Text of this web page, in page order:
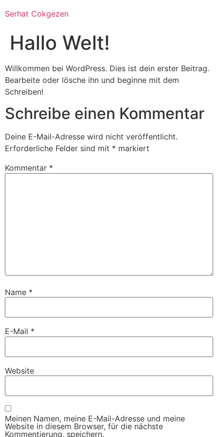
Inhalt
Serhat Cokgezen
Hallo Welt!
Willkommen bei WordPress. Dies ist dein erster Beitrag.
Bearbeite oder lösche ihn und beginne mit dem
Schreiben!
Schreibe einen Kommentar
Deine E-Mail-Adresse wird nicht veröffentlicht.
Erforderliche Felder sind mit * markiert
Kommentar *
Name *
E-Mail *
Website
Meinen Namen, meine E-Mail-Adresse und meine
Website in diesem Browser, für die nächste
Kommentierung, speichern.